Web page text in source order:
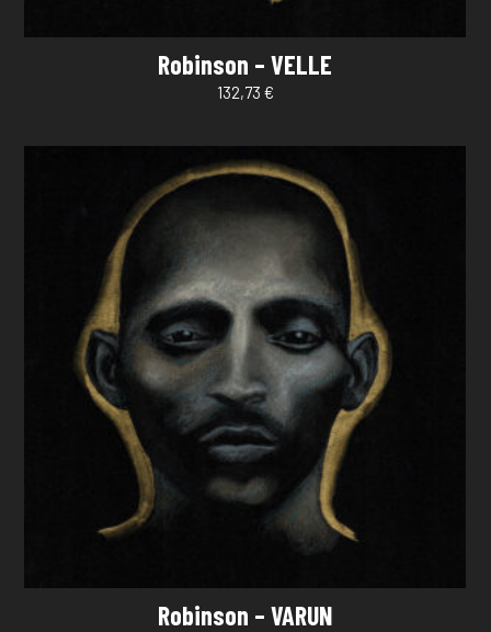
Robinson – VELLE
132,73 €
Robinson – VARUN